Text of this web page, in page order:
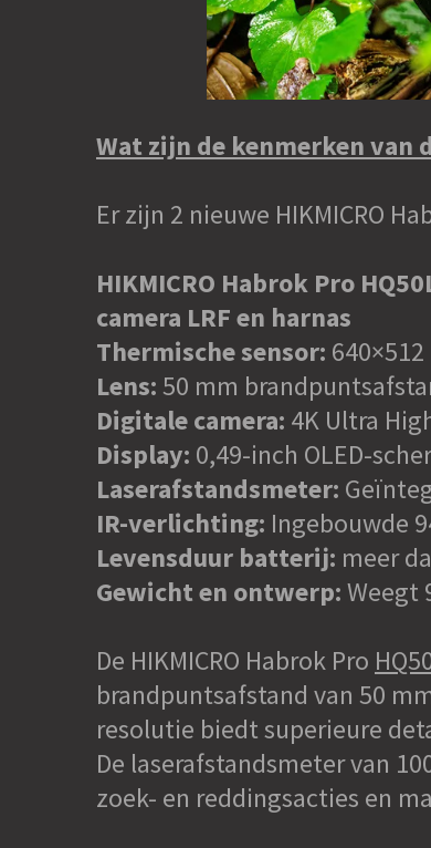
Wat zijn de kenmerken van
Er zijn 2 nieuwe HIKMICRO
HIKMICRO Habrok Pro
camera LRF en harnas
Thermische sensor:
Lens: 50 mm
Digitale camera: 4K Ultra
Display: 0,49-inch OLED-
Laserafstandsmeter:
IR-verlichting: Ingebouwde
Levensduur batterij: meer
Gewicht en ontwerp:Weegt
De HIKMICRO Habrok Pro
brandpuntsafstand van 50
resolutie biedt superieure
De laserafstandsmeter van
zoek- en reddingsacties en